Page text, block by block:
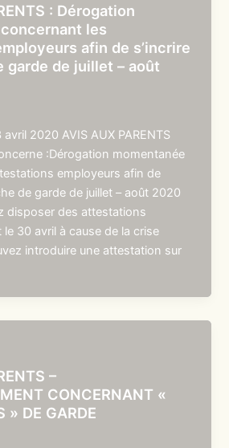
: Dérogation
les
afin de s’incrire
garde de juillet – août
2020 AVIS AUX PARENTS
:Dérogation momentanée
employeurs afin de
de garde de juillet – août 2020
disposer des attestations
30 avril à cause de la crise
introduire une attestation sur
–
CONCERNANT «
» DE GARDE